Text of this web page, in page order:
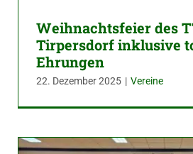
Weihnachtsfeier des
Tirpersdorf inklusive
Ehrungen
22. Dezember 2025 | Vereine